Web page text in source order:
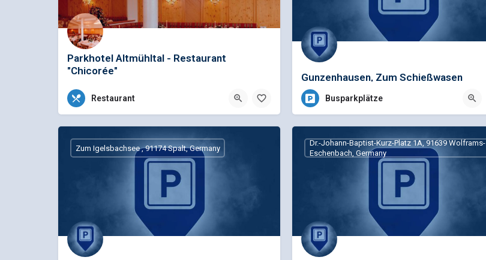
Parkhotel Altmühltal - Restaurant
"Chicorée"
09831 504422
Zum Schießwasen 15, 91710 Gunzenhausen, Deutschland
Restaurant
Gunzenhausen, Zum Schießwasen
Busparkplätze
Zum Igelsbachsee , 91174 Spalt, Germany
Dr.-Johann-Baptist-Kurz-Platz 1A, 91639 Wolframs-
Eschenbach, Germany